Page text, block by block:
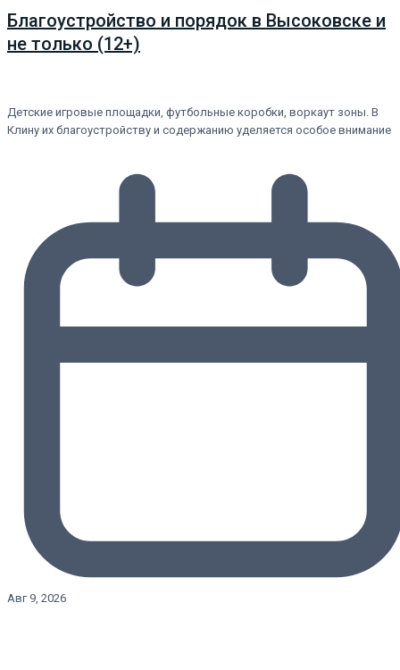
Благоустройство и порядок в Высоковске и
не только (12+)
Детские игровые площадки, футбольные коробки, воркаут зоны. В
Клину их благоустройству и содержанию уделяется особое внимание
Авг 9, 2026